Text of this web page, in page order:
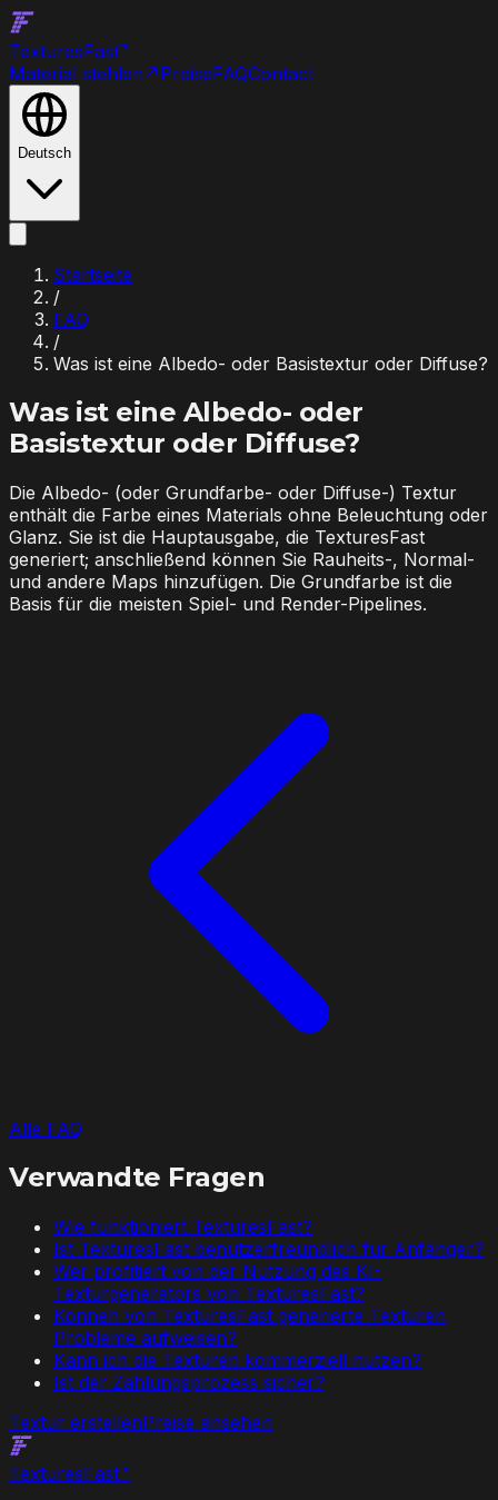
TexturesFast™
Material stehlen ↗ PreiseFAQContact
Deutsch
Startseite
/
FAQ
/
Was ist eine Albedo- oder Basistextur oder Diffuse?
Was ist eine Albedo- oder
Basistextur oder Diffuse?
Die Albedo- (oder Grundfarbe- oder Diffuse-) Textur
enthält die Farbe eines Materials ohne Beleuchtung oder
Glanz. Sie ist die Hauptausgabe, die TexturesFast
generiert; anschließend können Sie Rauheits-, Normal-
und andere Maps hinzufügen. Die Grundfarbe ist die
Basis für die meisten Spiel- und Render-Pipelines.
Alle FAQ
Verwandte Fragen
Wie funktioniert TexturesFast?
Ist TexturesFast benutzerfreundlich für Anfänger?
Wer profitiert von der Nutzung des KI-
Texturgenerators von TexturesFast?
Können von TexturesFast generierte Texturen
Probleme aufweisen?
Kann ich die Texturen kommerziell nutzen?
Ist der Zahlungsprozess sicher?
Textur erstellenPreise ansehen
TexturesFast™